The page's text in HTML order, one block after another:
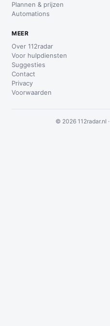
Plannen & prijzen
Automations
MEER
Over 112radar
Voor hulpdiensten
Suggesties
Contact
Privacy
Voorwaarden
© 2026 112radar.nl ·